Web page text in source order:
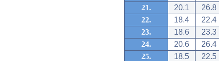
21.
20.1
26.8
22.
18.4
22.4
23.
18.6
23.3
24.
20.6
26.4
25.
18.5
22.5